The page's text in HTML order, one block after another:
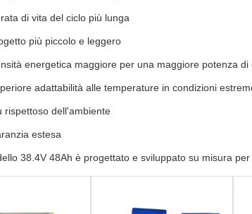
di vita del ciclo più lunga
più piccolo e leggero
energetica maggiore per una maggiore potenza di
adattabilità alle temperature in condizioni
rispettoso dell'ambiente
estesa
38.4V 48Ah è progettato e sviluppato su misura